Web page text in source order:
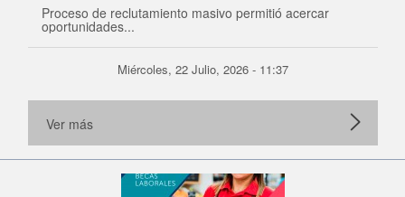
Proceso de reclutamiento masivo permitió acercar
oportunidades...
Miércoles, 22 Julio, 2026 - 11:37
Ver más